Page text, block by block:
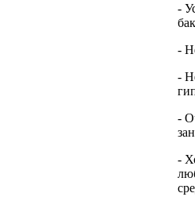
-
-
-
-
-